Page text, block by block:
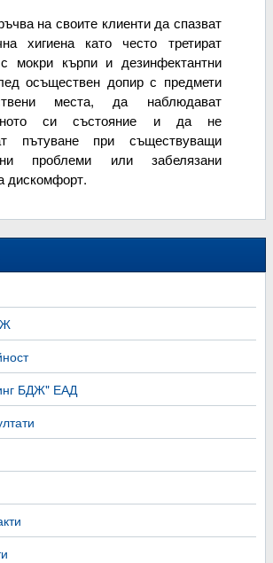
на своите клиенти да спазват
хигиена като често третират
мокри кърпи и дезинфектантни
осъществен допир с предмети
места, да наблюдават
си състояние и да не
пътуване при съществуващи
проблеми или забелязани
дискомфорт.
БДЖ" ЕАД